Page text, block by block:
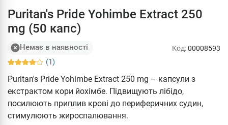
Puritan's Pride Yohimbe Extract 250
mg (50 капс)
Немає в наявності
(1)
Код:00008593
Puritan's Pride Yohimbe Extract 250 mg – капсули з
екстрактом кори йохімбе. Підвищують лібідо,
посилюють приплив крові до периферичних судин,
стимулюють жироспалювання.